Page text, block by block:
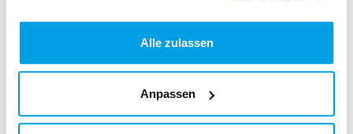
Alle zulassen
Anpassen